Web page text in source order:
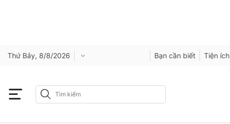
Thứ Bảy, 8/8/2026 Bạn cần biết Tiện ích